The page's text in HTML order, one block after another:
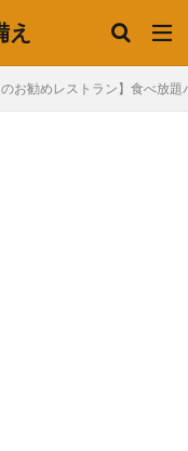
え
のお勧めレストラン】食べ